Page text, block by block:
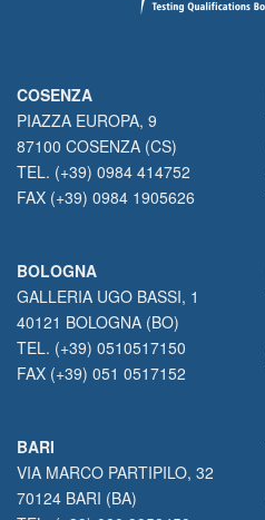
COSENZA
PIAZZA EUROPA, 9
87100 COSENZA (CS)
TEL. (+39) 0984 414752
FAX (+39) 0984 1905626
BOLOGNA
GALLERIA UGO BASSI, 1
40121 BOLOGNA (BO)
TEL. (+39) 0510517150
FAX (+39) 051 0517152
BARI
VIA MARCO PARTIPILO, 32
70124 BARI (BA)